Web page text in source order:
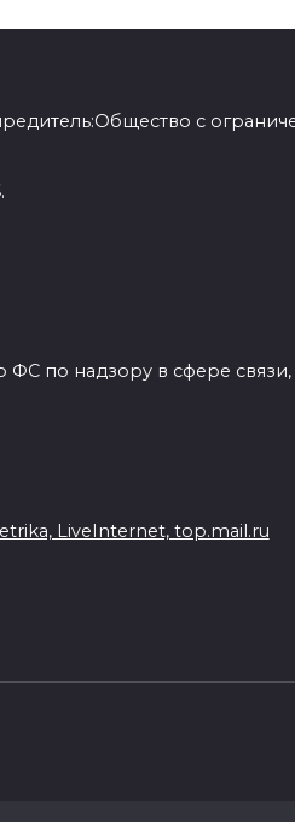
с
ФС по надзору в сфере связи,
LiveInternet, top.mail.ru